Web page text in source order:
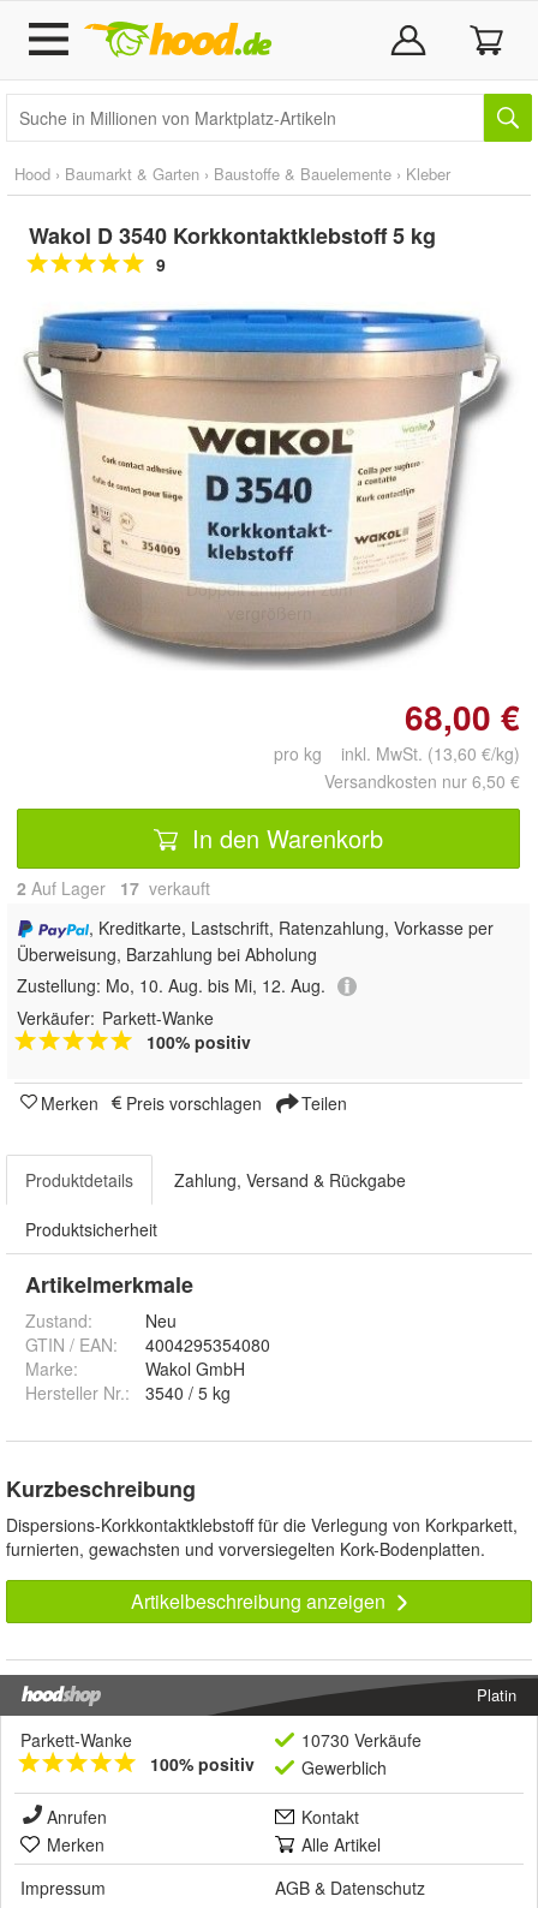
Hood › Baumarkt & Garten › Baustoffe & Bauelemente › Kleber
Wakol D 3540 Korkkontaktklebstoff 5 kg
9
Doppelt antippen zum
vergrößern
68,00 €
pro kg inkl. MwSt. (13,60 €/kg)
Versandkosten nur 6,50 €
In den Warenkorb
2 Auf Lager 17 verkauft
, Kreditkarte, Lastschrift, Ratenzahlung, Vorkasse per
Überweisung, Barzahlung bei Abholung
Zustellung: Mo, 10. Aug. bis Mi, 12. Aug.
Verkäufer: Parkett-Wanke
100% positiv
Merken Preis vorschlagen Teilen
Produktdetails Zahlung, Versand & Rückgabe
Produktsicherheit
Artikelmerkmale
Zustand:
Neu
GTIN / EAN:
4004295354080
Marke:
Wakol GmbH
Hersteller Nr.:
3540 / 5 kg
Kurzbeschreibung
Dispersions-Korkkontaktklebstoff für die Verlegung von Korkparkett,
furnierten, gewachsten und vorversiegelten Kork-Bodenplatten.
Artikelbeschreibung anzeigen
Platin
Parkett-Wanke
100% positiv
10730 Verkäufe
Gewerblich
Anrufen
Kontakt
Merken
Alle Artikel
Impressum
AGB & Datenschutz